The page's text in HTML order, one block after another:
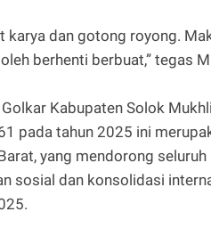
karya dan gotong royong.
berhenti berbuat,” tegas
Kabupaten Solok
pada tahun 2025 ini
yang mendorong
sosial dan konsolidasi